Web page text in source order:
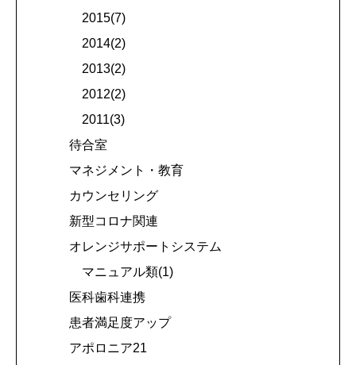
2015(7)
2014(2)
2013(2)
2012(2)
2011(3)
待合室
マネジメント・教育
カウンセリング
新型コロナ関連
オレンジサポートシステム
マニュアル類(1)
医科歯科連携
患者満足度アップ
アポロニア21